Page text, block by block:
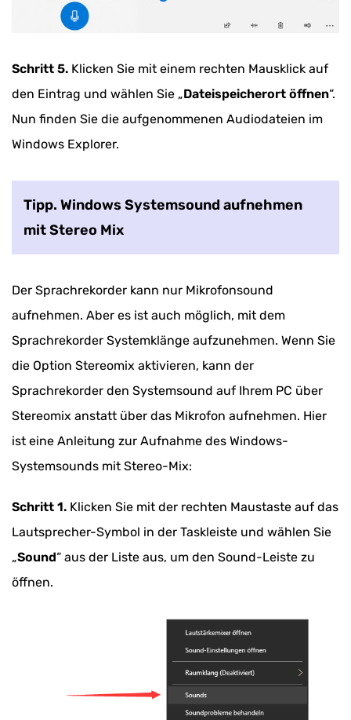
Schritt 5. Klicken Sie mit einem rechten Mausklick auf
den Eintrag und wählen Sie „Dateispeicherort öffnen“.
Nun finden Sie die aufgenommenen Audiodateien im
Windows Explorer.
Tipp. Windows Systemsound aufnehmen
mit Stereo Mix
Der Sprachrekorder kann nur Mikrofonsound
aufnehmen. Aber es ist auch möglich, mit dem
Sprachrekorder Systemklänge aufzunehmen. Wenn Sie
die Option Stereomix aktivieren, kann der
Sprachrekorder den Systemsound auf Ihrem PC über
Stereomix anstatt über das Mikrofon aufnehmen. Hier
ist eine Anleitung zur Aufnahme des Windows-
Systemsounds mit Stereo-Mix:
Schritt 1. Klicken Sie mit der rechten Maustaste auf das
Lautsprecher-Symbol in der Taskleiste und wählen Sie
„Sound“ aus der Liste aus, um den Sound-Leiste zu
öffnen.